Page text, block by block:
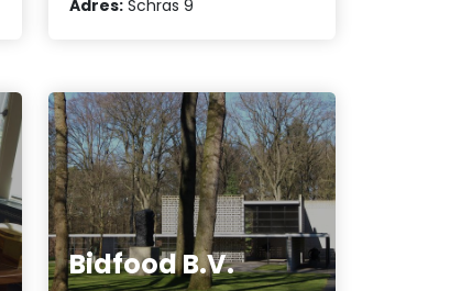
Adres: Schras 9
Bidfood B.V.